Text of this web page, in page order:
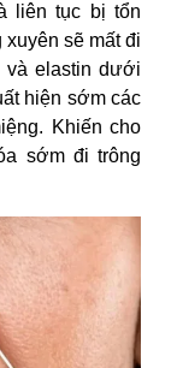
liên tục bị tổn
sẽ mất đi
và elastin dưới
hiện sớm các
Khiến cho
sớm đi trông